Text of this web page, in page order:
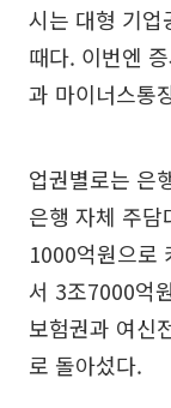
시는 대형 기업
때다. 이번엔
과 마이너스통
업권별로는 은
은행 자체 주
1000억원으로
서 3조7000억
보험권과 여신
로 돌아섰다.